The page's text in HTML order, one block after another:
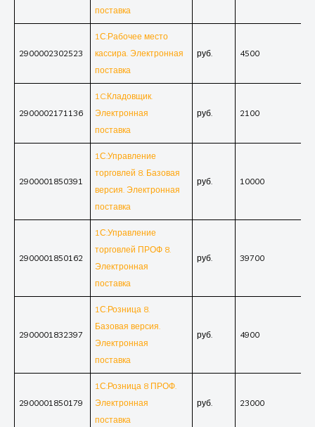
поставка
2900002302523
1С:Рабочее место
кассира. Электронная
поставка
руб. 4500
2900002171136
1C:Кладовщик.
Электронная
поставка
руб. 2100
2900001850391
1С:Управление
торговлей 8. Базовая
версия. Электронная
поставка
руб. 10000
2900001850162
1С:Управление
торговлей ПРОФ 8.
Электронная
поставка
руб. 39700
2900001832397
1С:Розница 8.
Базовая версия.
Электронная
поставка
руб. 4900
2900001850179
1С:Розница 8 ПРОФ.
Электронная
поставка
руб. 23000